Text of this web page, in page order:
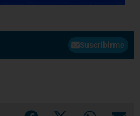
Suscribirme